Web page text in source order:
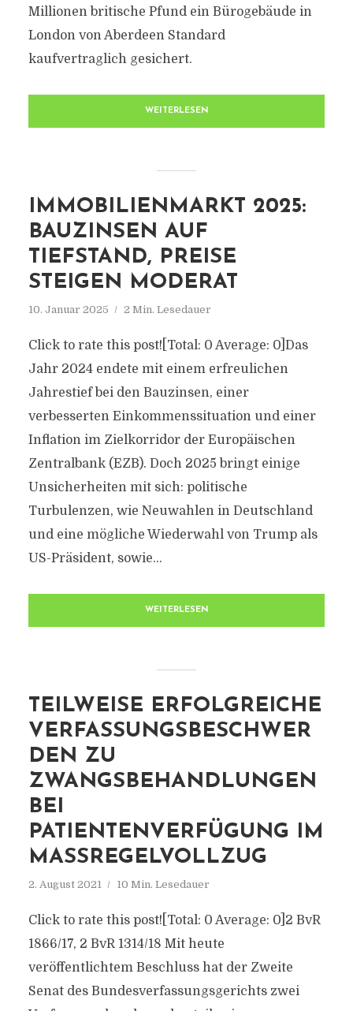
Millionen britische Pfund ein Bürogebäude in
London von Aberdeen Standard
kaufvertraglich gesichert.
WEITERLESEN
IMMOBILIENMARKT 2025:
BAUZINSEN AUF
TIEFSTAND, PREISE
STEIGEN MODERAT
10. Januar 2025 2 Min. Lesedauer
Click to rate this post![Total: 0 Average: 0]Das
Jahr 2024 endete mit einem erfreulichen
Jahrestief bei den Bauzinsen, einer
verbesserten Einkommenssituation und einer
Inflation im Zielkorridor der Europäischen
Zentralbank (EZB). Doch 2025 bringt einige
Unsicherheiten mit sich: politische
Turbulenzen, wie Neuwahlen in Deutschland
und eine mögliche Wiederwahl von Trump als
US-Präsident, sowie...
WEITERLESEN
TEILWEISE ERFOLGREICHE
VERFASSUNGSBESCHWER
DEN ZU
ZWANGSBEHANDLUNGEN
BEI
PATIENTENVERFÜGUNG IM
MASSREGELVOLLZUG
2. August 2021 10 Min. Lesedauer
Click to rate this post![Total: 0 Average: 0]2 BvR
1866/17, 2 BvR 1314/18 Mit heute
veröffentlichtem Beschluss hat der Zweite
Senat des Bundesverfassungsgerichts zwei